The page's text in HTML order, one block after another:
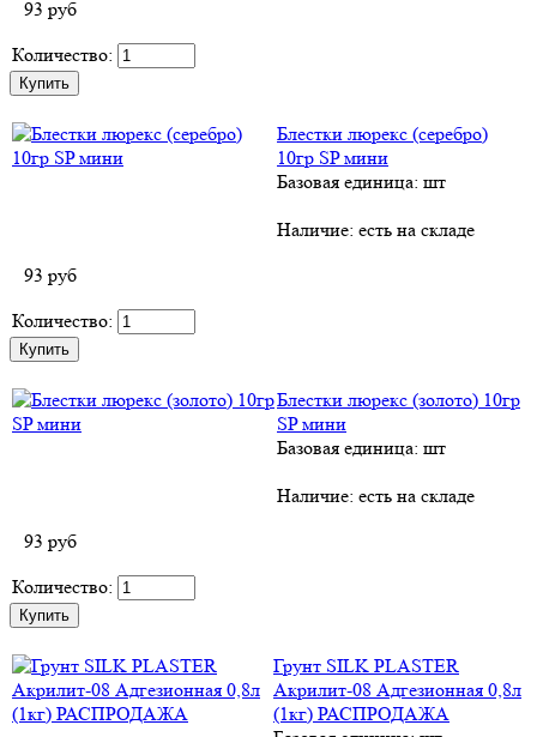
93 руб
Количество:
Блестки люрекс (серебро)
10гр SP мини
Базовая единица: шт
Наличие: есть на складе
93 руб
Количество:
Блестки люрекс (золото) 10гр
SP мини
Базовая единица: шт
Наличие: есть на складе
93 руб
Количество:
Грунт SILK PLASTER
Акрилит-08 Адгезионная 0,8л
(1кг) РАСПРОДАЖА